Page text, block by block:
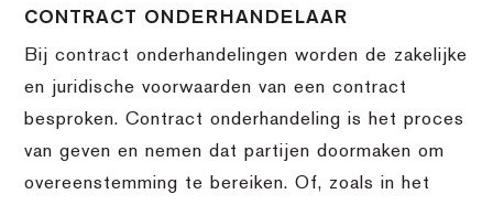
CONTRACT ONDERHANDELAAR
Bij contract onderhandelingen worden de zakelijke
en juridische voorwaarden van een contract
besproken. Contract onderhandeling is het proces
van geven en nemen dat partijen doormaken om
overeenstemming te bereiken. Of, zoals in het